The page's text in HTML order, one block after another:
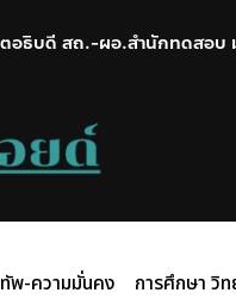
อธิบดี สถ.-ผอ.สำนักทดสอบ
พ-ความมั่นคง การศึกษา วิท